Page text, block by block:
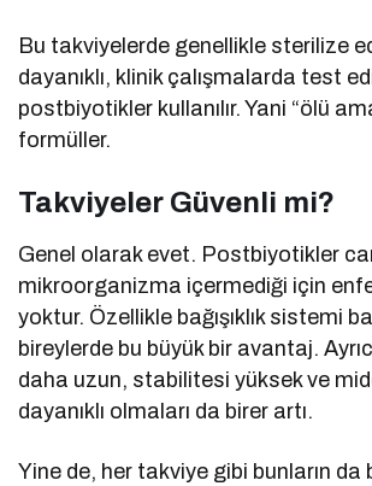
Bu takviyelerde genellikle sterilize
dayanıklı, klinik çalışmalarda test
postbiyotikler kullanılır. Yani “ölü
formüller.
Takviyeler Güvenli mi?
Genel olarak evet. Postbiyotikler
mikroorganizma içermediği için
yoktur. Özellikle bağışıklık sistemi
bireylerde bu büyük bir avantaj.
daha uzun, stabilitesi yüksek ve
dayanıklı olmaları da birer artı.
Yine de, her takviye gibi bunların da